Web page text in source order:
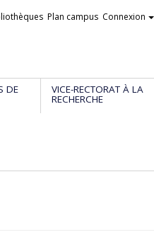
Plan campus Connexion
DE VICE-RECTORAT À LA
RECHERCHE